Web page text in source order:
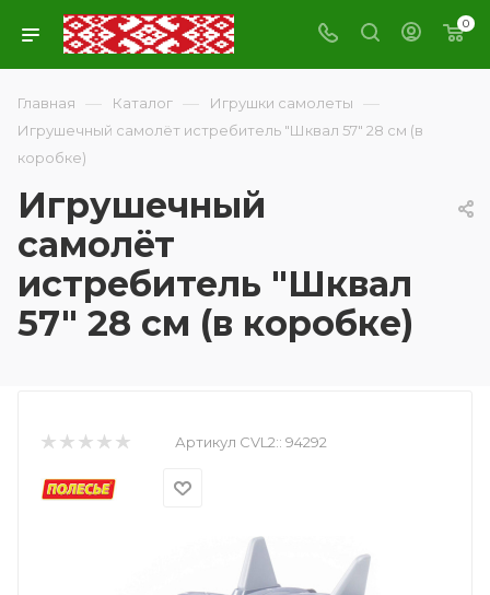
0
Главная — Каталог — Игрушки самолеты —
Игрушечный самолёт истребитель "Шквал 57" 28 см (в
коробке)
Игрушечный
самолёт
истребитель "Шквал
57" 28 см (в коробке)
Артикул CVL2:: 94292